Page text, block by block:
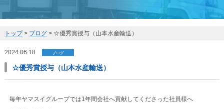
トップ> ブログ> ☆優秀賞授与（山本水産輸送）
2024.06.18 ブログ
☆優秀賞授与（山本水産輸送）
毎年ヤマスイグループでは1年間会社へ貢献してくださった社員様へ